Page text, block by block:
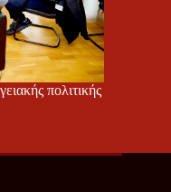
πολιτικής